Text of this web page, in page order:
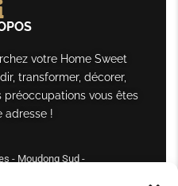
votre Home Sweet
transformer, décorer,
vous êtes
adresse !
- Moudong Sud -